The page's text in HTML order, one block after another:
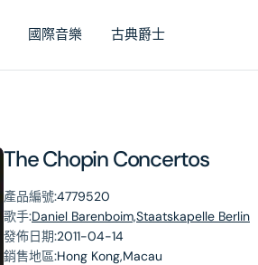
國際音樂 古典爵士
The Chopin Concertos
產品編號:4779520
歌手:Daniel Barenboim,Staatskapelle Berlin
發佈日期:2011-04-14
銷售地區:Hong Kong,Macau